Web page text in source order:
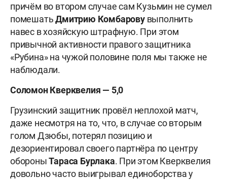
причём во втором случае сам Кузьмин не сумел
помешатьДмитрию Комбаровувыполнить
навес в хозяйскую штрафную. При этом
привычной активности правого защитника
«Рубина» на чужой половине поля мы также не
наблюдали.
Соломон Кверквелия — 5,0
Грузинский защитник провёл неплохой матч,
даже несмотря на то, что, в случае со вторым
голом Дзюбы, потерял позицию и
дезориентировал своего партнёра по центру
обороныТараса Бурлака. При этом Кверквелия
довольно часто выигрывал единоборства у